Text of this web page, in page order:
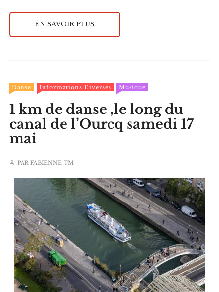
EN SAVOIR PLUS
Danse Informations Diverses Musique
1 km de danse ,le long du
canal de l’Ourcq samedi 17
mai
PAR FABIENNE TM